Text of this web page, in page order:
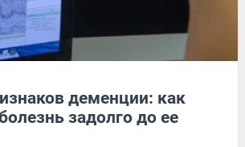
деменции: как
задолго до ее